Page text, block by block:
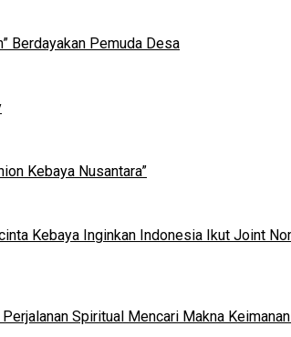
Berdayakan Pemuda Desa
Kebaya Nusantara”
Kebaya Inginkan Indonesia Ikut Joint
Perjalanan Spiritual Mencari Makna